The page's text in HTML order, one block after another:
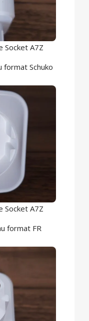
Socket A7Z
format Schuko
Socket A7Z
format FR